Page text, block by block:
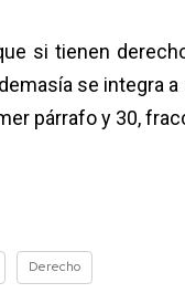
si tienen
se integra
párrafo y 30,
Derecho